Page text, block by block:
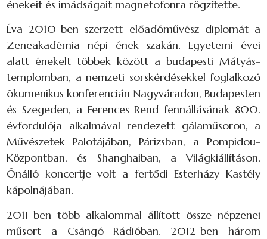
énekeit és imádságait magnetofonra rögzítette.
Éva 2010-ben szerzett előadóművész diplomát a
Zeneakadémia népi ének szakán. Egyetemi évei
alatt énekelt többek között a budapesti Mátyás-
templomban, a nemzeti sorskérdésekkel foglalkozó
ökumenikus konferencián Nagyváradon, Budapesten
és Szegeden, a Ferences Rend fennállásának 800.
évfordulója alkalmával rendezett gálaműsoron, a
Művészetek Palotájában, Párizsban, a Pompidou-
Központban, és Shanghaiban, a Világkiállításon.
Önálló koncertje volt a fertődi Esterházy Kastély
kápolnájában.
2011-ben több alkalommal állított össze népzenei
műsort a Csángó Rádióban. 2012-ben három